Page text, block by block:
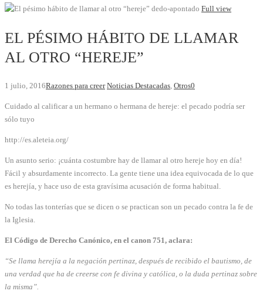
dedo-apontado Full view
EL PÉSIMO HÁBITO DE LLAMAR
AL OTRO “HEREJE”
1 julio, 2016Razones para creer Noticias Destacadas, Otros0
Cuidado al calificar a un hermano o hermana de hereje: el pecado podría ser
sólo tuyo
http://es.aleteia.org/
Un asunto serio: ¡cuánta costumbre hay de llamar al otro hereje hoy en día!
Fácil y absurdamente incorrecto. La gente tiene una idea equivocada de lo que
es herejía, y hace uso de esta gravísima acusación de forma habitual.
No todas las tonterías que se dicen o se practican son un pecado contra la fe de
la Iglesia.
El Código de Derecho Canónico, en el canon 751, aclara:
“Se llama herejía a la negación pertinaz, después de recibido el bautismo, de
una verdad que ha de creerse con fe divina y católica, o la duda pertinaz sobre
la misma”.